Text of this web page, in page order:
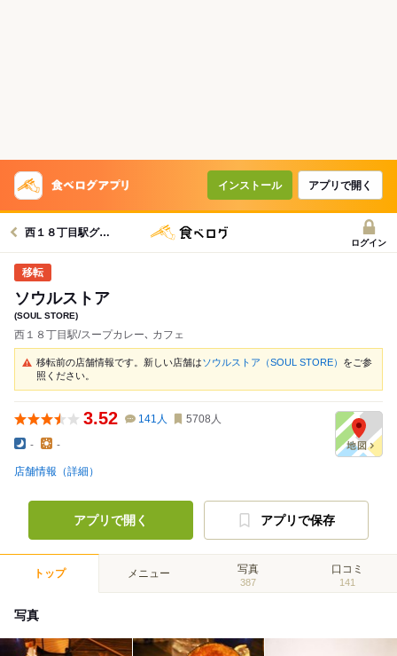
インストール アプリで開く
西１８丁目駅グルメへ
ログイン
ソウルストア
(SOUL STORE)
西１８丁目駅/スープカレー､ カフェ
移転前の店舗情報です。新しい店舗はソウルストア（SOUL STORE） をご参
照ください。
3.52 141 人 5708 人
- -
店舗情報（詳細）
アプリで開く アプリで保存
トップ メニュー 写真
387
口コミ
141
写真